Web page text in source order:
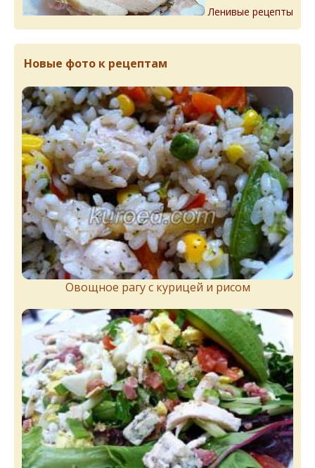
Ленивые рецепты
Новые фото к рецептам
Овощное рагу с курицей и рисом